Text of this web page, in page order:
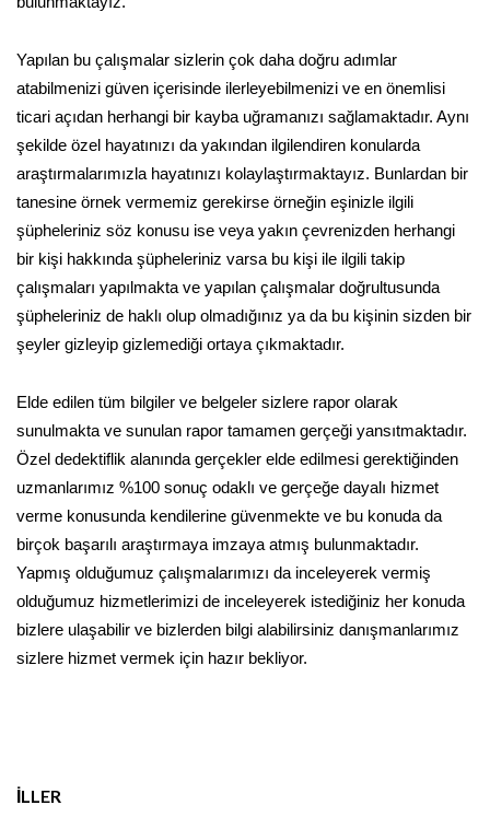
Yapılan bu çalışmalar sizlerin çok daha doğru adımlar
atabilmenizi güven içerisinde ilerleyebilmenizi ve en önemlisi
ticari açıdan herhangi bir kayba uğramanızı sağlamaktadır. Aynı
şekilde özel hayatınızı da yakından ilgilendiren konularda
araştırmalarımızla hayatınızı kolaylaştırmaktayız. Bunlardan bir
tanesine örnek vermemiz gerekirse örneğin eşinizle ilgili
şüpheleriniz söz konusu ise veya yakın çevrenizden herhangi
bir kişi hakkında şüpheleriniz varsa bu kişi ile ilgili takip
çalışmaları yapılmakta ve yapılan çalışmalar doğrultusunda
şüpheleriniz de haklı olup olmadığınız ya da bu kişinin sizden bir
şeyler gizleyip gizlemediği ortaya çıkmaktadır.
Elde edilen tüm bilgiler ve belgeler sizlere rapor olarak
sunulmakta ve sunulan rapor tamamen gerçeği yansıtmaktadır.
Özel dedektiflik alanında gerçekler elde edilmesi gerektiğinden
uzmanlarımız %100 sonuç odaklı ve gerçeğe dayalı hizmet
verme konusunda kendilerine güvenmekte ve bu konuda da
birçok başarılı araştırmaya imzaya atmış bulunmaktadır.
Yapmış olduğumuz çalışmalarımızı da inceleyerek vermiş
olduğumuz hizmetlerimizi de inceleyerek istediğiniz her konuda
bizlere ulaşabilir ve bizlerden bilgi alabilirsiniz danışmanlarımız
sizlere hizmet vermek için hazır bekliyor.
İLLER